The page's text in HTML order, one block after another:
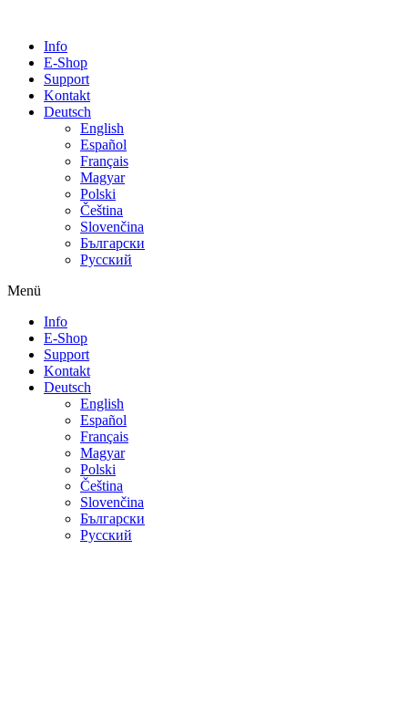
Info
E-Shop
Support
Kontakt
Deutsch
English
Español
Français
Magyar
Polski
Čeština
Slovenčina
Български
Русский
Menü
Info
E-Shop
Support
Kontakt
Deutsch
English
Español
Français
Magyar
Polski
Čeština
Slovenčina
Български
Русский